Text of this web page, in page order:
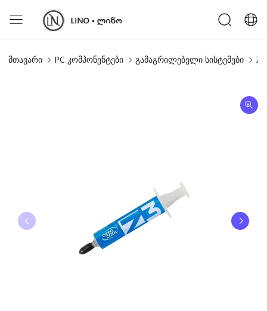
მთავარი PC კომპონენტები გამაგრილებელი სისტემები